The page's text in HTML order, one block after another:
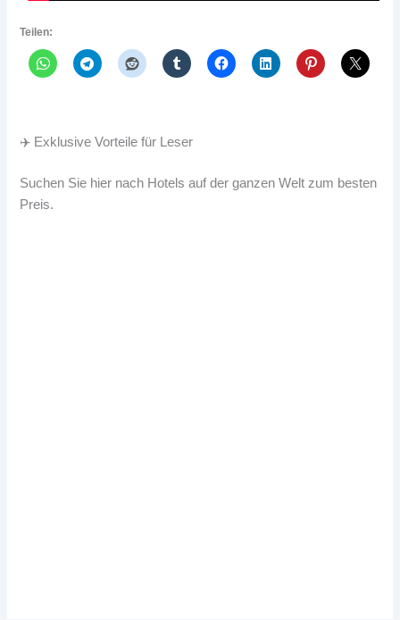
Teilen:
✈️ Exklusive Vorteile für Leser
Suchen Sie hier nach Hotels auf der ganzen Welt zum besten
Preis.